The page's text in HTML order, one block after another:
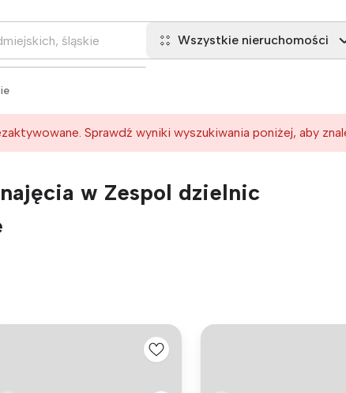
Wszystkie nieruchomości
Sprawdź wyniki wyszukiwania poniżej, aby
w Zespol dzielnic